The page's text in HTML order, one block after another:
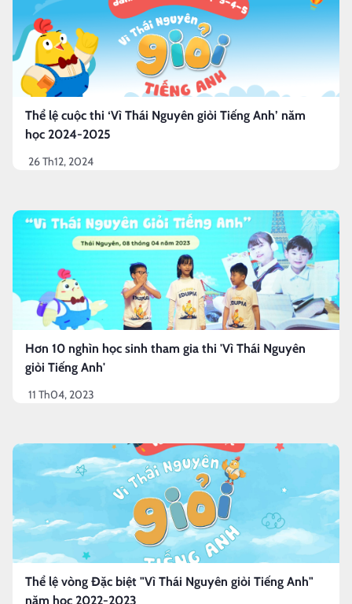
Thể lệ cuộc thi ‘Vì Thái Nguyên giỏi Tiếng Anh’ năm
học 2024-2025
26 Th12, 2024
Hơn 10 nghìn học sinh tham gia thi 'Vì Thái Nguyên
giỏi Tiếng Anh'
11 Th04, 2023
Thể lệ vòng Đặc biệt "Vì Thái Nguyên giỏi Tiếng Anh"
năm học 2022-2023